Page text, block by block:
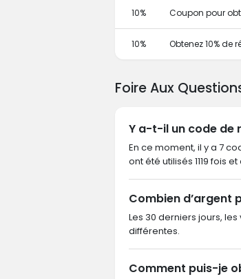
10% Coupon pour
10% Obtenez 10%
Foire Aux
Y a-t-il un code de
En ce moment, il y a 7
ont été utilisés 1119 fois
Combien d’argent
Les 30 derniers jours,
différentes.
Comment puis-je